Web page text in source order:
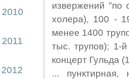
2010
2011
2012
извержений "по
холера), 100 -
менее 1400
тыс. трупов); 1-
концерт Гульда
...